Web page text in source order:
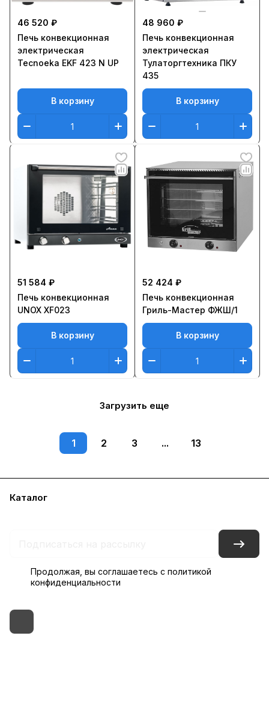
46 520 ₽
Печь конвекционная
электрическая
Tecnoeka EKF 423 N UP
В корзину
48 960 ₽
Печь конвекционная
электрическая
Тулаторгтехника ПКУ
435
В корзину
51 584 ₽
Печь конвекционная
UNOX XF023
В корзину
52 424 ₽
Печь конвекционная
Гриль-Мастер ФЖШ/1
В корзину
Загрузить еще
1 2 3 ... 13
Каталог
Продолжая, вы соглашаетесь с политикой
конфиденциальности